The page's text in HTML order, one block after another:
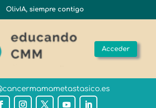
OlivIA, siempre contigo
Acceder